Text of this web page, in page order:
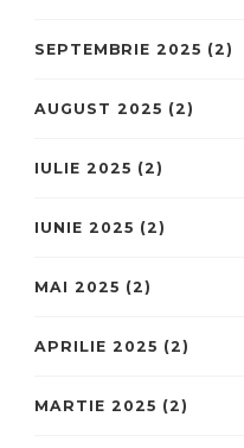
SEPTEMBRIE 2025 (2)
AUGUST 2025 (2)
IULIE 2025 (2)
IUNIE 2025 (2)
MAI 2025 (2)
APRILIE 2025 (2)
MARTIE 2025 (2)